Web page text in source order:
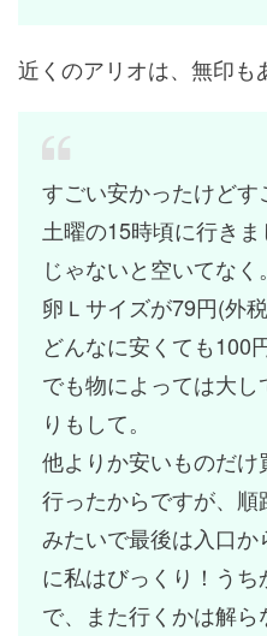
近くのアリオは、無印も
すごい安かったけどす
土曜の15時頃に行き
じゃないと空いてなく。
卵Ｌサイズが79円(外
どんなに安くても100
でも物によっては大
りもして。
他よりか安いものだけ
行ったからですが、
みたいで最後は入口か
に私はびっくり！う
で、また行くかは解